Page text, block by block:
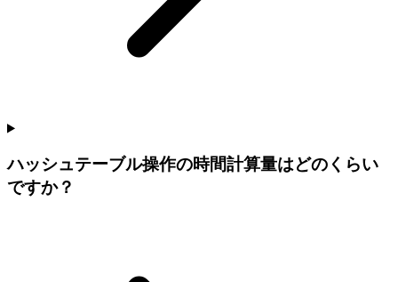
ハッシュテーブル操作の時間計算量はどのくらい
ですか？